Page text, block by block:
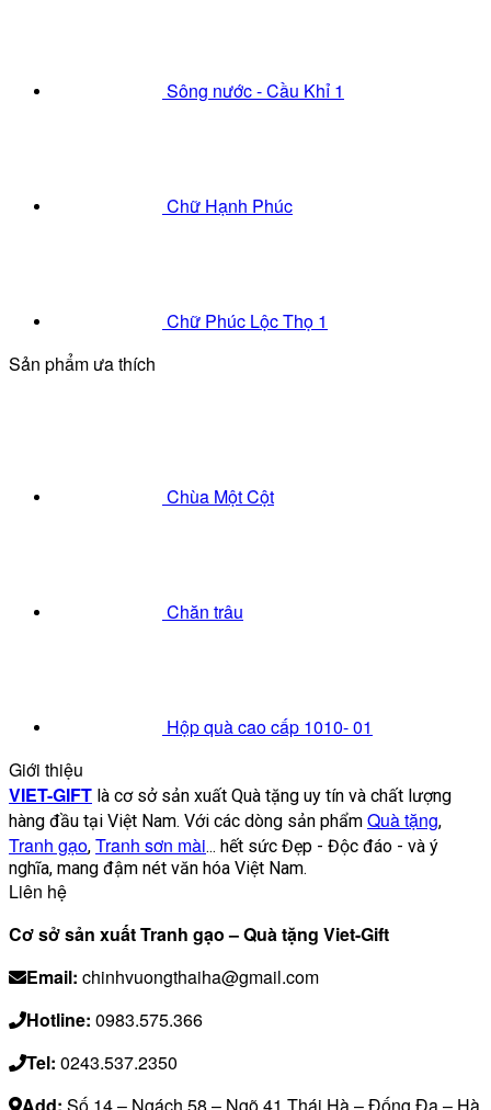
Sông nước - Cầu Khỉ 1
Chữ Hạnh Phúc
Chữ Phúc Lộc Thọ 1
Sản phẩm ưa thích
Chùa Một Cột
Chăn trâu
Hộp quà cao cấp 1010- 01
Giới thiệu
VIET-GIFT là cơ sở sản xuất Quà tặng uy tín và chất lượng
hàng đầu tại Việt Nam. Với các dòng sản phẩm Quà tặng,
Tranh gạo, Tranh sơn mài... hết sức Đẹp - Độc đáo - và ý
nghĩa, mang đậm nét văn hóa Việt Nam.
Liên hệ
Cơ sở sản xuất Tranh gạo – Quà tặng Viet-Gift
Email: chinhvuongthaiha@gmail.com
Hotline: 0983.575.366
Tel: 0243.537.2350
Add: Số 14 – Ngách 58 – Ngõ 41 Thái Hà – Đống Đa – Hà